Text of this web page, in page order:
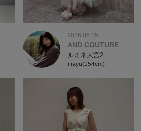
2026.06.25
AND COUTURE
ルミネ大宮2
mayu(154cm)